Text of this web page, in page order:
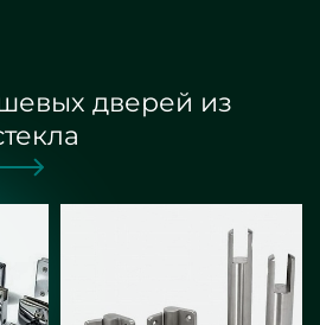
дверей из